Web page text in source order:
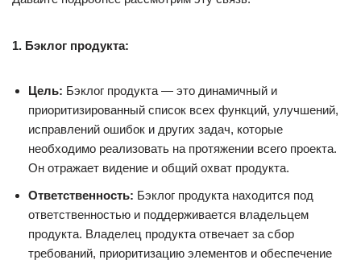
1. Бэклог продукта:
Цель: Бэклог продукта — это динамичный и
приоритизированный список всех функций, улучшений,
исправлений ошибок и других задач, которые
необходимо реализовать на протяжении всего проекта.
Он отражает видение и общий охват продукта.
Ответственность: Бэклог продукта находится под
ответственностью и поддерживается владельцем
продукта. Владелец продукта отвечает за сбор
требований, приоритизацию элементов и обеспечение